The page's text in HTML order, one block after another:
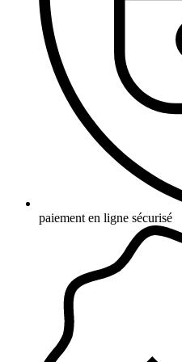
paiement en ligne sécurisé